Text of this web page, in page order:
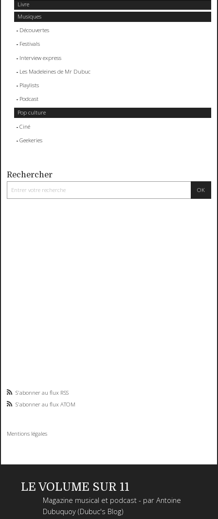
Livre
Musiques
Découvertes
Festivals
Interview express
Les Madeleines de Mr Dubuc
Playlists
Podcast
Pop culture
Ciné
Geekeries
Rechercher
S'abonner au flux RSS
S'abonner au flux ATOM
Mentions légales
LE VOLUME SUR 11
Magazine musical et podcast - par Antoine
Dubuquoy (Dubuc's Blog)